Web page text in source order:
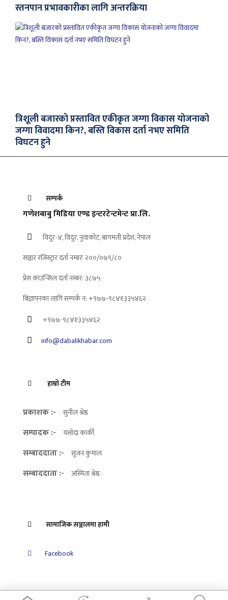
स्तनपान प्रभावकारीका लागि अन्तरक्रिया
त्रिशूली बजारको प्रस्तावित एकीकृत जग्गा विकास योजनाको
जग्गा विवादमा किन?, बस्ति विकास दर्ता नभए समिति
विघटन हुने
सम्पर्क
गणेशबाबु मिडिया एण्ड इन्टरटेन्टमेन्ट प्रा.लि.
विदुर-४, विदुर, नुवाकोट, बागमती प्रदेश, नेपाल
सञ्चार रजिस्ट्रार दर्ता नम्बरः २००/०७९/८०
प्रेस काउन्सिल दर्ता नम्बर: ३८७५
बिज्ञापनका लागि सम्पर्क न: +९७७-९८४१३३५४६२
+९७७-९८४१३३५४६२
info@dabalikhabar.com
हाम्रो टीम
प्रकाशक :- सुनील श्रेष्ठ
सम्पादक :- यसोदा कार्की
सम्बाददाता :- सुजन कुमाल
सम्बाददाता :- अस्मिता श्रेष्ठ
सामाजिक सञ्जालमा हामी
Facebook